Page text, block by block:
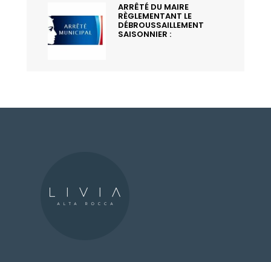
ARRÊTÉ DU MAIRE
RÈGLEMENTANT LE
DÉBROUSSAILLEMENT
SAISONNIER :